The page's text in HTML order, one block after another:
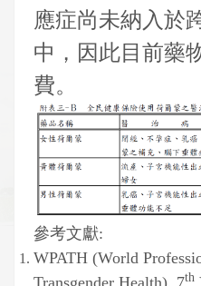
應症尚未納入於
中，因此目前藥
費。
參考文獻:
WPATH (World
Transgender Health), 7th